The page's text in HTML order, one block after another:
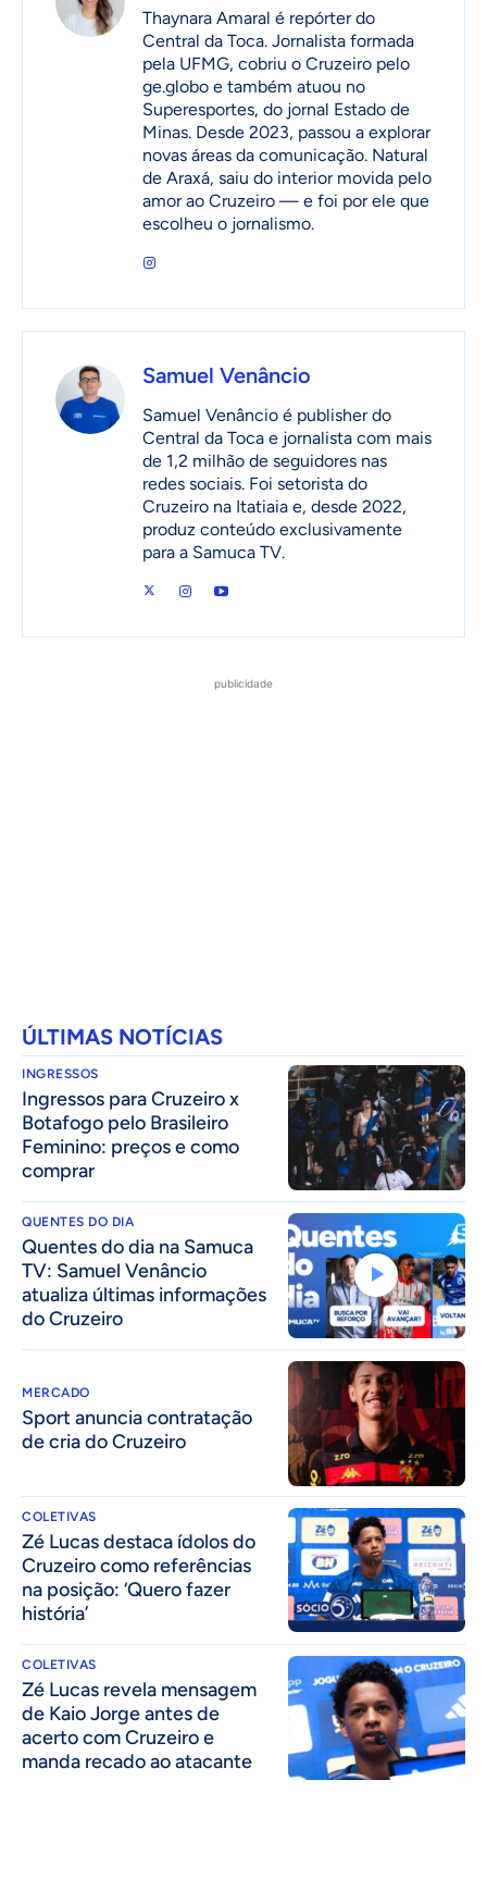
Thaynara Amaral é repórter do
Central da Toca. Jornalista formada
pela UFMG, cobriu o Cruzeiro pelo
ge.globo e também atuou no
Superesportes, do jornal Estado de
Minas. Desde 2023, passou a explorar
novas áreas da comunicação. Natural
de Araxá, saiu do interior movida pelo
amor ao Cruzeiro — e foi por ele que
escolheu o jornalismo.
Samuel Venâncio
Samuel Venâncio é publisher do
Central da Toca e jornalista com mais
de 1,2 milhão de seguidores nas
redes sociais. Foi setorista do
Cruzeiro na Itatiaia e, desde 2022,
produz conteúdo exclusivamente
para a Samuca TV.
publicidade
ÚLTIMAS NOTÍCIAS
INGRESSOS
Ingressos para Cruzeiro x
Botafogo pelo Brasileiro
Feminino: preços e como
comprar
QUENTES DO DIA
Quentes do dia na Samuca
TV: Samuel Venâncio
atualiza últimas informações
do Cruzeiro
MERCADO
Sport anuncia contratação
de cria do Cruzeiro
COLETIVAS
Zé Lucas destaca ídolos do
Cruzeiro como referências
na posição: ‘Quero fazer
história’
COLETIVAS
Zé Lucas revela mensagem
de Kaio Jorge antes de
acerto com Cruzeiro e
manda recado ao atacante